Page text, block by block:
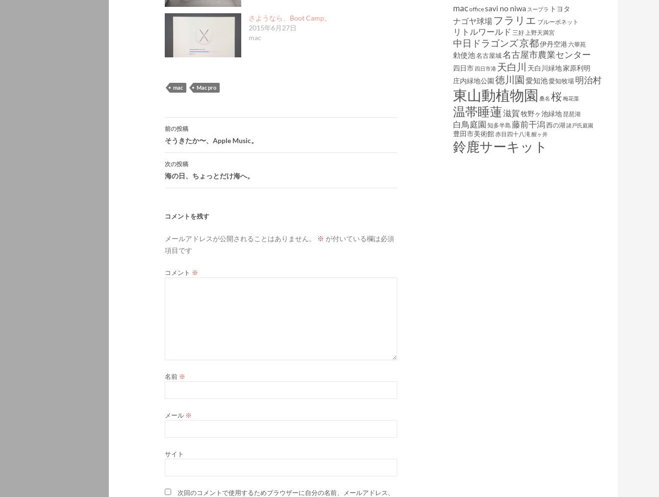
さようなら、Boot Camp。
2015年6月27日
mac
mac Mac pro
投
稿
ナ
ビ
ゲ
シ
ン
前の投稿
そうきたか〜、Apple Music。
次の投稿
海の日、ちょっとだけ海へ。
コメントを残す
メールアドレスが公開されることはありません。 ※ が付いている欄は必須
項目です
コメント ※
名前 ※
メール ※
サイト
次回のコメントで使用するためブラウザーに自分の名前、メールアドレス、
macofficesavi no niwa スープラ トヨタ
ナゴヤ球場 フラリエ ブルーボネット
リトルワールド 三好上野天満宮
中日ドラゴンズ京都伊丹空港 六華苑
勅使池名古屋城名古屋市農業センター
四日市 四日市港 天白川 天白川緑地家原利明
庄内緑地公園徳川園愛知池愛知牧場明治村
東山動植物園 桑名 桜梅花藻
温帯睡蓮滋賀牧野ヶ池緑地 琵琶湖
白鳥庭園 知多半島 藤前干潟西の湖 諸戸氏庭園
豊田市美術館赤目四十八滝醒ヶ井
鈴鹿サーキット